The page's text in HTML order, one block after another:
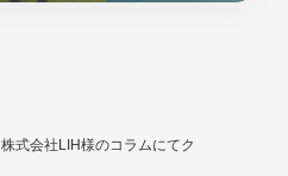
株式会社LIH様のコラムにてクーシーが紹介